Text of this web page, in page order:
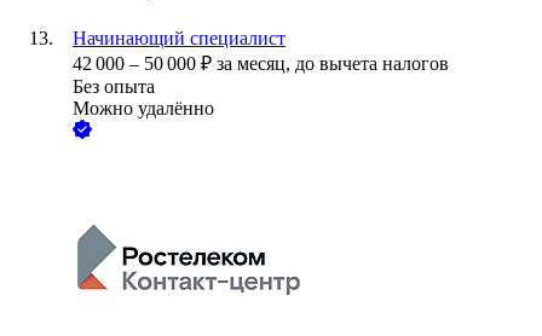
Начинающий специалист
42 000 – 50 000 ₽ за месяц, до вычета налогов
Без опыта
Можно удалённо